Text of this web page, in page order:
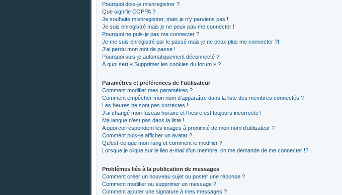
Pourquoi dois-je m’enregistrer ?
Que signifie COPPA ?
Je souhaite m’enregistrer, mais je n’y parviens pas !
Je suis enregistré mais je ne peux pas me connecter !
Pourquoi ne puis-je pas me connecter ?
Je me suis enregistré par le passé mais je ne peux plus me connecter ?!
J’ai perdu mon mot de passe !
Pourquoi suis-je automatiquement déconnecté ?
À quoi sert « Supprimer les cookies du forum » ?
Paramètres et préférences de l’utilisateur
Comment modifier mes paramètres ?
Comment empêcher mon nom d’apparaître dans la liste des membres connectés ?
Les heures ne sont pas correctes !
J’ai changé mon fuseau horaire et l’heure est toujours incorrecte !
Ma langue n’est pas dans la liste !
A quoi correspondent les images à proximité de mon nom d’utilisateur ?
Comment puis-je afficher un avatar ?
Qu’est-ce que mon rang et comment le modifier ?
Lorsque je clique sur le lien e-maild’un membre, on me demande de me connecter !?
Problèmes liés à la publication de messages
Comment créer un nouveau sujet ou poster une réponse ?
Comment modifier ou supprimer un message ?
Comment ajouter une signature à mes messages ?